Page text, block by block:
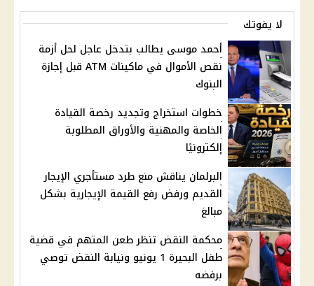
لا يفوتك
أحمد موسى يطالب بتدخل عاجل لحل أزمة
نقص الأموال في ماكينات ATM قبل إجازة
البنوك
خطوات استخراج وتجديد رخصة القيادة
الخاصة والمهنية والأوراق المطلوبة
إلكترونيًا
البرلمان يناقش منع طرد مستأجري الإيجار
القديم ورفض رفع القيمة الإيجارية بشكل
مبالغ
محكمة النقض تنظر طعن المتهم في قضية
طفل البحيرة 1 يونيو ونيابة النقض توصي
برفضه